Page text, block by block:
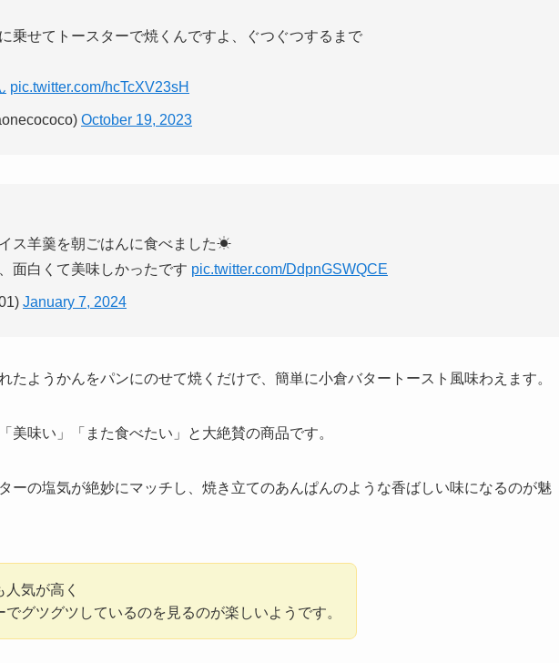
乗せてトースターで焼くんですよ、ぐつぐつするまで
pic.twitter.com/hcTcXV23sH
October 19, 2023
ス羊羹を朝ごはんに食べました☀
面白くて美味しかったです pic.twitter.com/DdpnGSWQCE
January 7, 2024
たようかんをパンにのせて焼くだけで、簡単に小倉バタートースト風味わえます。
美味い」「また食べたい」と大絶賛の商品です。
ーの塩気が絶妙にマッチし、焼き立てのあんぱんのような香ばしい味になるのが魅
気が高く
でグツグツしているのを見るのが楽しいようです。